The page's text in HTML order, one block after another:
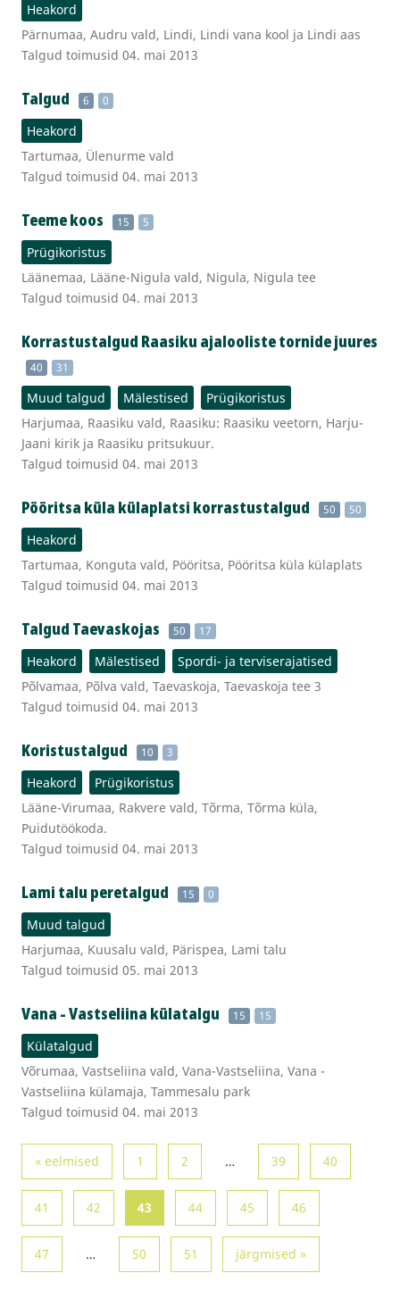
Heakord
Pärnumaa, Audru vald, Lindi, Lindi vana kool ja Lindi aas
Talgud toimusid 04. mai 2013
Talgud 6 0
Heakord
Tartumaa, Ülenurme vald
Talgud toimusid 04. mai 2013
Teeme koos 15 5
Prügikoristus
Läänemaa, Lääne-Nigula vald, Nigula, Nigula tee
Talgud toimusid 04. mai 2013
Korrastustalgud Raasiku ajalooliste tornide juures
40 31
Muud talgud Mälestised
Prügikoristus
Harjumaa, Raasiku vald, Raasiku: Raasiku veetorn, Harju-
Jaani kirik ja Raasiku pritsukuur.
Talgud toimusid 04. mai 2013
Pööritsa küla külaplatsi korrastustalgud 50 50
Heakord
Tartumaa, Konguta vald, Pööritsa, Pööritsa küla külaplats
Talgud toimusid 04. mai 2013
Talgud Taevaskojas 50 17
Heakord Mälestised
Spordi- ja terviserajatised
Põlvamaa, Põlva vald, Taevaskoja, Taevaskoja tee 3
Talgud toimusid 04. mai 2013
Koristustalgud 10 3
Heakord
Prügikoristus
Lääne-Virumaa, Rakvere vald, Tõrma, Tõrma küla,
Puidutöökoda.
Talgud toimusid 04. mai 2013
Lami talu peretalgud 15 0
Muud talgud
Harjumaa, Kuusalu vald, Pärispea, Lami talu
Talgud toimusid 05. mai 2013
Vana - Vastseliina külatalgu 15 15
Külatalgud
Võrumaa, Vastseliina vald, Vana-Vastseliina, Vana -
Vastseliina külamaja, Tammesalu park
Talgud toimusid 04. mai 2013
« eelmised 1 2 … 39 40
41 42 43 44 45 46
47 … 50 51 järgmised »